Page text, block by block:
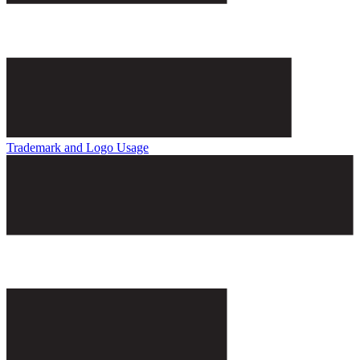
Trademark and Logo Usage